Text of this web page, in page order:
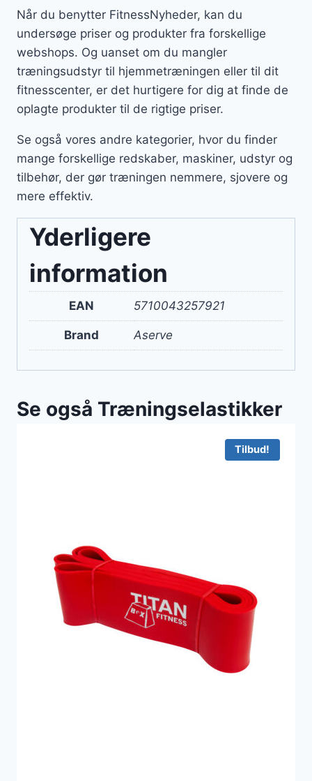
Når du benytter FitnessNyheder, kan du
undersøge priser og produkter fra forskellige
webshops. Og uanset om du mangler
træningsudstyr til hjemmetræningen eller til dit
fitnesscenter, er det hurtigere for dig at finde de
oplagte produkter til de rigtige priser.
Se også vores andre kategorier, hvor du finder
mange forskellige redskaber, maskiner, udstyr og
tilbehør, der gør træningen nemmere, sjovere og
mere effektiv.
Yderligere
information
EAN 5710043257921
Brand Aserve
Se også Træningselastikker
Tilbud!